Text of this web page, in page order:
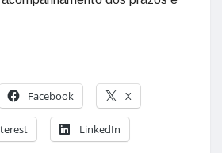
Facebook X
LinkedIn